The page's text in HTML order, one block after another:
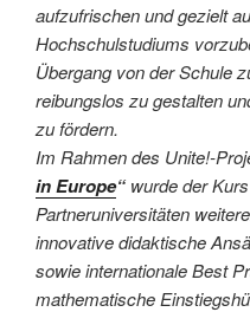
aufzufrischen und gezielt
Hochschulstudiums
Übergang von der Schule
reibungslos zu gestalten
zu fördern.
Im Rahmen des Unite!-
in Europe“ wurde der
Partneruniversitäten
innovative didaktische
sowie internationale Best
mathematische